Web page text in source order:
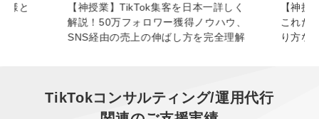
様と
【神授業】TikTok集客を日本一詳しく
解説！50万フォロワー獲得ノウハウ、
SNS経由の売上の伸ばし方を完全理解
【神授
これだ
り方な
TikTokコンサルティング/運用代行